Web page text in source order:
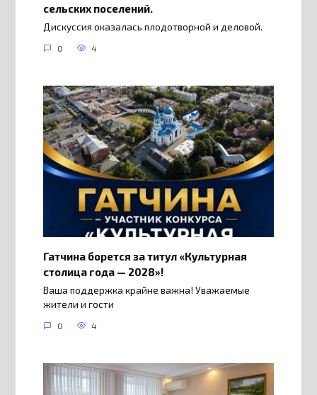
сельских поселений.
Дискуссия оказалась плодотворной и деловой.
0 4
Гатчина борется за титул «Культурная
столица года — 2028»!
Ваша поддержка крайне важна! Уважаемые
жители и гости
0 4